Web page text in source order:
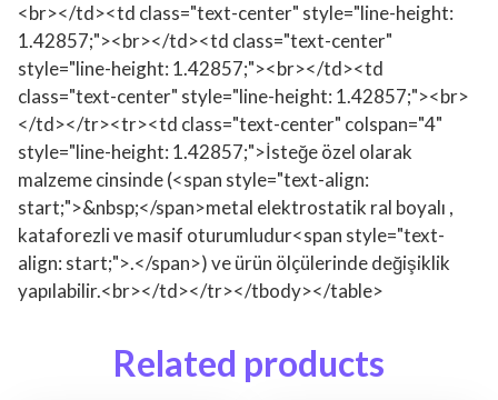
<br></td><td class="text-center" style="line-height:
1.42857;"><br></td><td class="text-center"
style="line-height: 1.42857;"><br></td><td
class="text-center" style="line-height: 1.42857;"><br>
</td></tr><tr><td class="text-center" colspan="4"
style="line-height: 1.42857;">İsteğe özel olarak
malzeme cinsinde (<span style="text-align:
start;">&nbsp;</span>metal elektrostatik ral boyalı ,
kataforezli ve masif oturumludur<span style="text-
align: start;">.</span>) ve ürün ölçülerinde değişiklik
yapılabilir.<br></td></tr></tbody></table>
Related products